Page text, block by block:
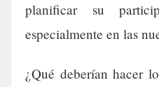
planificar su
especialmente en las
¿Qué deberían hacer